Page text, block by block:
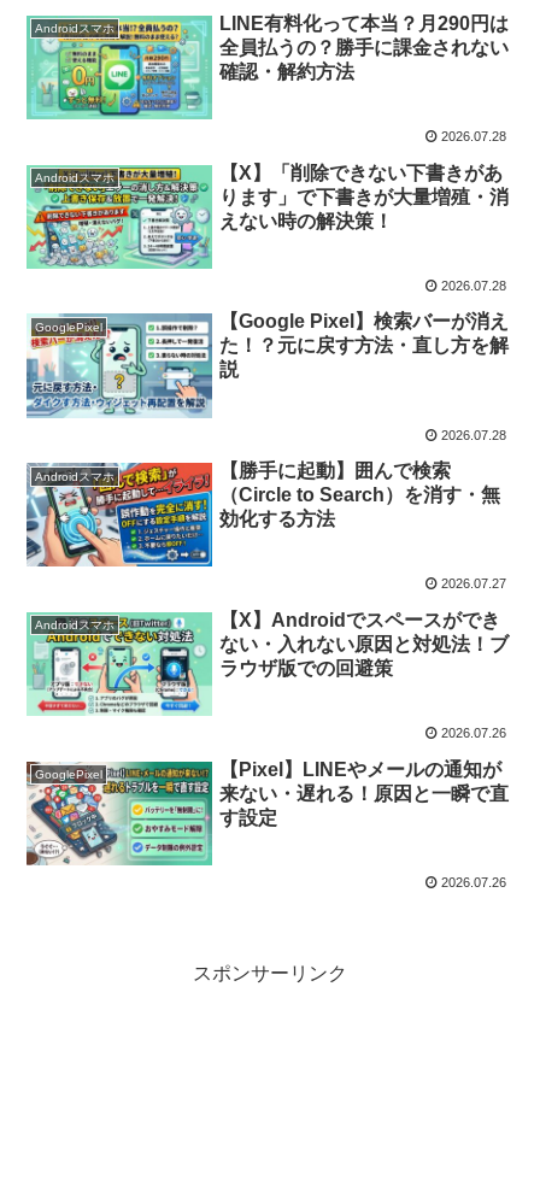
Androidスマホ
LINE有料化って本当？月290円は
全員払うの？勝手に課金されない
確認・解約方法
2026.07.28
Androidスマホ
【X】「削除できない下書きがあ
ります」で下書きが大量増殖・消
えない時の解決策！
2026.07.28
GooglePixel
【Google Pixel】検索バーが消え
た！？元に戻す方法・直し方を解
説
2026.07.28
Androidスマホ
【勝手に起動】囲んで検索
（Circle to Search）を消す・無
効化する方法
2026.07.27
Androidスマホ
【X】Androidでスペースができ
ない・入れない原因と対処法！ブ
ラウザ版での回避策
2026.07.26
GooglePixel
【Pixel】LINEやメールの通知が
来ない・遅れる！原因と一瞬で直
す設定
2026.07.26
スポンサーリンク